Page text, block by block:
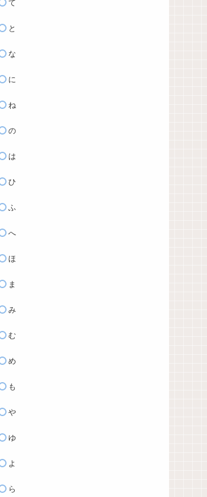
て
と
な
に
ね
の
は
ひ
ふ
へ
ほ
ま
み
む
め
も
や
ゆ
よ
ら